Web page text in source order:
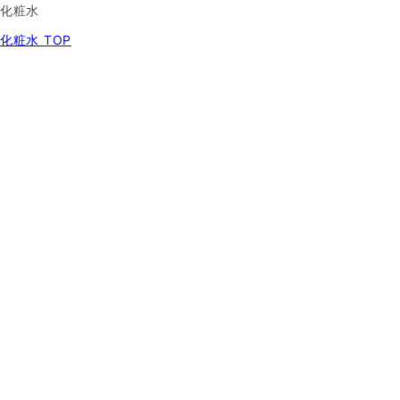
化粧水
化粧水 TOP